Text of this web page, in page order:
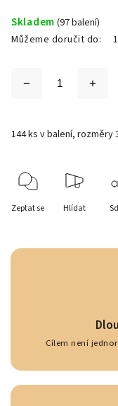
Skladem (97 balení)
Můžeme doručit do:
144 ks v balení, rozměry
Zeptat se Hlídat
Cílem není